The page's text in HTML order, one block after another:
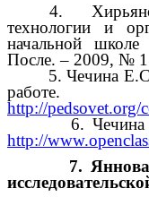
4.
технологии и
начальной
После. – 2009, №
5. Чечина Е.С.
работе.
http://
6. Чечина
http://
7. Яннова